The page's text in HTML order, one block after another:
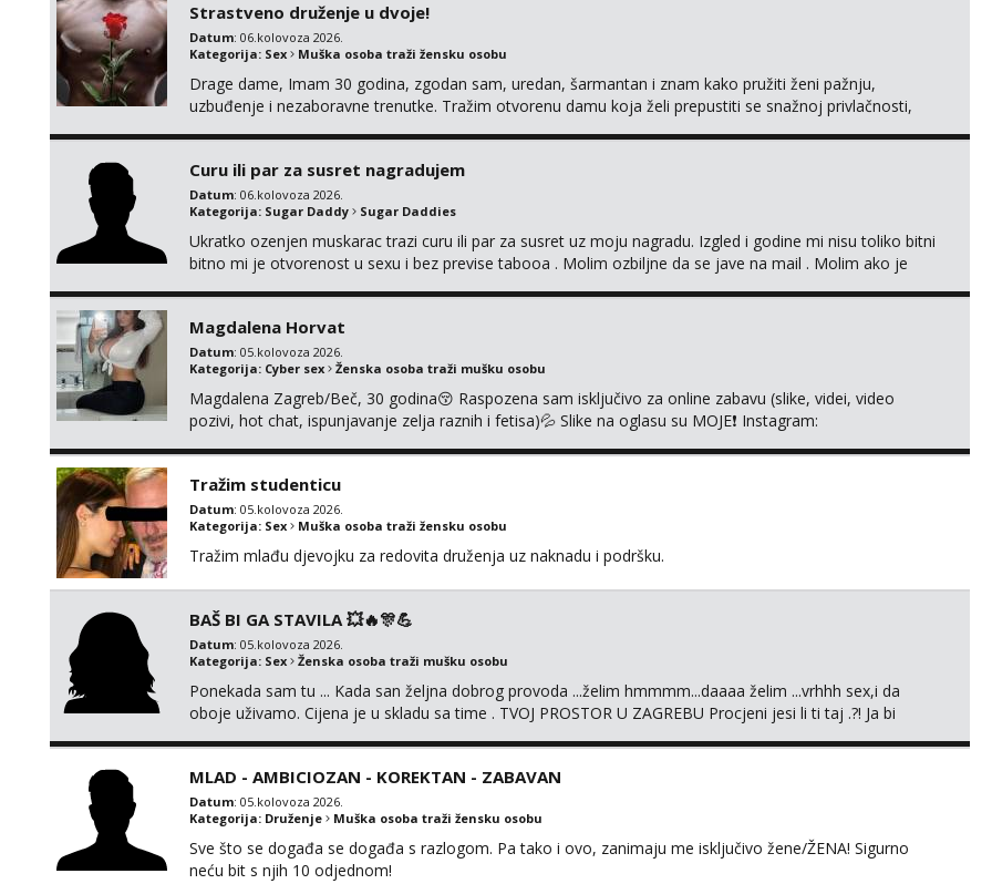
Strastveno druženje u dvoje!
Datum: 06.kolovoza 2026.
Kategorija: Sex Muška osoba traži žensku osobu
Drage dame, Imam 30 godina, zgodan sam, uredan, šarmantan i znam kako pružiti ženi pažnju,
uzbuđenje i nezaboravne trenutke. Tražim otvorenu damu koja želi prepustiti se snažnoj privlačnosti,
Curu ili par za susret nagradujem
Datum: 06.kolovoza 2026.
Kategorija: Sugar Daddy Sugar Daddies
Ukratko ozenjen muskarac trazi curu ili par za susret uz moju nagradu. Izgled i godine mi nisu toliko bitni
bitno mi je otvorenost u sexu i bez previse tabooa . Molim ozbiljne da se jave na mail . Molim ako je
Magdalena Horvat
Datum: 05.kolovoza 2026.
Kategorija: Cyber sex Ženska osoba traži mušku osobu
Magdalena Zagreb/Beč, 30 godina😚 Raspozena sam isključivo za online zabavu (slike, videi, video
pozivi, hot chat, ispunjavanje zelja raznih i fetisa)💦 Slike na oglasu su MOJE❗ Instagram:
SVOJE NAJVECE FANTAZIJE😈 CEKA...
Tražim studenticu
Datum: 05.kolovoza 2026.
Kategorija: Sex Muška osoba traži žensku osobu
Tražim mlađu djevojku za redovita druženja uz naknadu i podršku.
BAŠ BI GA STAVILA 💥🔥🎊💪
Datum: 05.kolovoza 2026.
Kategorija: Sex Ženska osoba traži mušku osobu
Ponekada sam tu ... Kada san željna dobrog provoda ...želim hmmmm...daaaa želim ...vrhhh sex,i da
oboje uživamo. Cijena je u skladu sa time . TVOJ PROSTOR U ZAGREBU Procjeni jesi li ti taj .?! Ja bi
MLAD - AMBICIOZAN - KOREKTAN - ZABAVAN
Datum: 05.kolovoza 2026.
Kategorija: Druženje Muška osoba traži žensku osobu
Sve što se događa se događa s razlogom. Pa tako i ovo, zanimaju me isključivo žene/ŽENA! Sigurno
neću bit s njih 10 odjednom!